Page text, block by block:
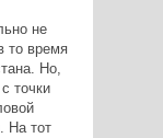
не
то время
Но,
точки
На тот